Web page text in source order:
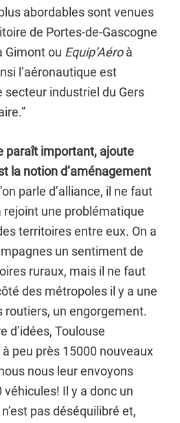
abordables sont venues
de Portes-de-Gascogne
Gimont ou Equip’Aéroà
l’aéronautique est
secteur industriel du Gers
paraît important, ajoute
la notion d’aménagement
parle d’alliance, il ne faut
rejoint une problématique
territoires entre eux. On a
un sentiment de
ruraux, mais il ne faut
des métropoles il y a une
un engorgement.
d’idées, Toulouse
peu près 15000 nouveaux
nous leur envoyons
Il y a donc un
pas déséquilibré et,